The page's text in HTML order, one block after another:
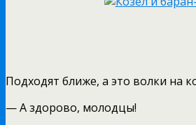
Подходят ближе, а это волки на
— А здорово, молодцы!